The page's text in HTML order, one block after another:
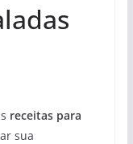
receitas para
sua